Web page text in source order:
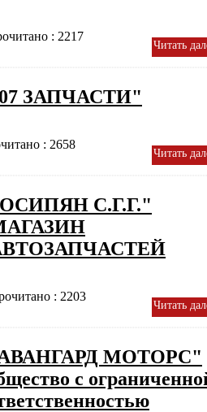
: 2217
Читать
ЗАПЧАСТИ"
: 2658
Читать
С.Г.Г."
: 2203
Читать
МОТОРС"
с